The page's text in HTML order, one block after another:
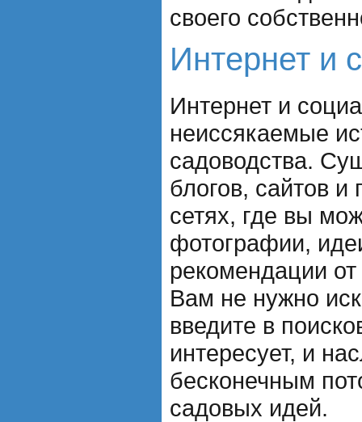
своего
Интернет и
Интернет и
неиссякаемые
садоводства.
блогов, сайтов и
сетях, где вы
фотографии,
рекомендации
Вам не нужно
введите в
интересует, и
бесконечным
садовых идей.